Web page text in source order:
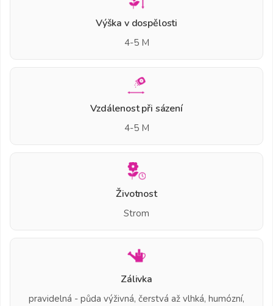
Výška v dospělosti
4-5 M
Vzdálenost při sázení
4-5 M
Životnost
Strom
Zálivka
pravidelná - půda výživná, čerstvá až vlhká, humózní,